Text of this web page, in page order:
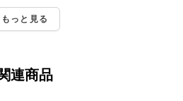
もっと見る
連商品